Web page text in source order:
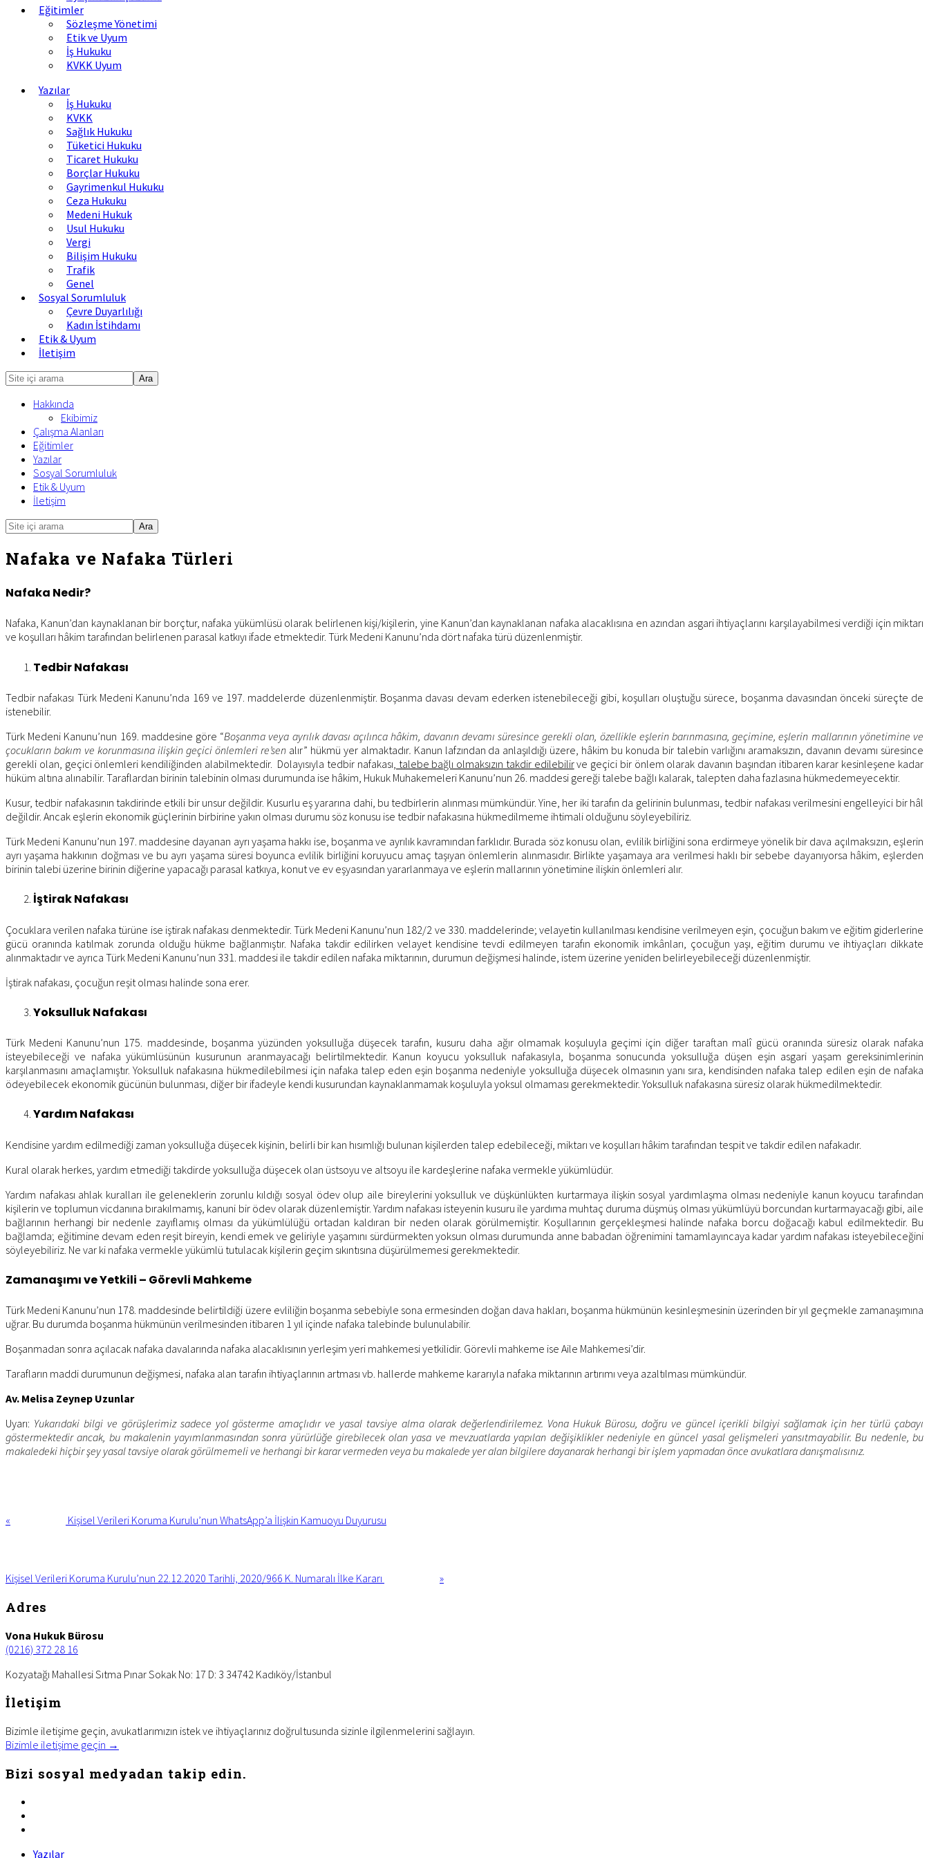
Eğitimler
Sözleşme Yönetimi
Etik ve Uyum
İş Hukuku
KVKK Uyum
Yazılar
İş Hukuku
KVKK
Sağlık Hukuku
Tüketici Hukuku
Ticaret Hukuku
Borçlar Hukuku
Gayrimenkul Hukuku
Ceza Hukuku
Medeni Hukuk
Usul Hukuku
Vergi
Bilişim Hukuku
Trafik
Genel
Sosyal Sorumluluk
Çevre Duyarlılığı
Kadın İstihdamı
Etik & Uyum
İletişim
Site
arama Hakkında
Ekibimiz
Çalışma Alanları
Eğitimler
Yazılar
Sosyal Sorumluluk
Etik & Uyum
İletişim
Mobile
Menu
Site
arama
Nafaka ve Nafaka Türleri
Nafaka Nedir?
Nafaka, Kanun’dan kaynaklanan bir borçtur, nafaka yükümlüsü olarak belirlenen kişi/kişilerin, yine Kanun’dan kaynaklanan nafaka alacaklısına en azından asgari ihtiyaçlarını karşılayabilmesi verdiği için miktarı
ve koşulları hâkim tarafından belirlenen parasal katkıyı ifade etmektedir. Türk Medeni Kanunu’nda dört nafaka türü düzenlenmiştir.
Tedbir Nafakası
Tedbir nafakası Türk Medeni Kanunu’nda 169 ve 197. maddelerde düzenlenmiştir. Boşanma davası devam ederken istenebileceği gibi, koşulları oluştuğu sürece, boşanma davasından önceki süreçte de
istenebilir.
Türk Medeni Kanunu’nun 169. maddesine göre “Boşanma veya ayrılık davası açılınca hâkim, davanın devamı süresince gerekli olan, özellikle eşlerin barınmasına, geçimine, eşlerin mallarının yönetimine ve
çocukların bakım ve korunmasına ilişkin geçici önlemleri re’sen alır” hükmü yer almaktadır. Kanun lafzından da anlaşıldığı üzere, hâkim bu konuda bir talebin varlığını aramaksızın, davanın devamı süresince
gerekli olan, geçici önlemleri kendiliğinden alabilmektedir. Dolayısıyla tedbir nafakası , talebe bağlı olmaksızın takdir edilebilirve geçici bir önlem olarak davanın başından itibaren karar kesinleşene kadar
hüküm altına alınabilir. Taraflardan birinin talebinin olması durumunda ise hâkim, Hukuk Muhakemeleri Kanunu’nun 26. maddesi gereği talebe bağlı kalarak, talepten daha fazlasına hükmedemeyecektir.
Kusur, tedbir nafakasının takdirinde etkili bir unsur değildir. Kusurlu eş yararına dahi, bu tedbirlerin alınması mümkündür. Yine, her iki tarafın da gelirinin bulunması, tedbir nafakası verilmesini engelleyici bir hâl
değildir. Ancak eşlerin ekonomik güçlerinin birbirine yakın olması durumu söz konusu ise tedbir nafakasına hükmedilmeme ihtimali olduğunu söyleyebiliriz.
Türk Medeni Kanunu’nun 197. maddesine dayanan ayrı yaşama hakkı ise, boşanma ve ayrılık kavramından farklıdır. Burada söz konusu olan, evlilik birliğini sona erdirmeye yönelik bir dava açılmaksızın, eşlerin
ayrı yaşama hakkının doğması ve bu ayrı yaşama süresi boyunca evlilik birliğini koruyucu amaç taşıyan önlemlerin alınmasıdır. Birlikte yaşamaya ara verilmesi haklı bir sebebe dayanıyorsa hâkim, eşlerden
birinin talebi üzerine birinin diğerine yapacağı parasal katkıya, konut ve ev eşyasından yararlanmaya ve eşlerin mallarının yönetimine ilişkin önlemleri alır.
İştirak Nafakası
Çocuklara verilen nafaka türüne ise iştirak nafakası denmektedir. Türk Medeni Kanunu’nun 182/2 ve 330. maddelerinde; velayetin kullanılması kendisine verilmeyen eşin, çocuğun bakım ve eğitim giderlerine
gücü oranında katılmak zorunda olduğu hükme bağlanmıştır. Nafaka takdir edilirken velayet kendisine tevdi edilmeyen tarafın ekonomik imkânları, çocuğun yaşı, eğitim durumu ve ihtiyaçları dikkate
alınmaktadır ve ayrıca Türk Medeni Kanunu’nun 331. maddesi ile takdir edilen nafaka miktarının, durumun değişmesi halinde, istem üzerine yeniden belirleyebileceği düzenlenmiştir.
İştirak nafakası, çocuğun reşit olması halinde sona erer.
Yoksulluk Nafakası
Türk Medeni Kanunu’nun 175. maddesinde, boşanma yüzünden yoksulluğa düşecek tarafın, kusuru daha ağır olmamak koşuluyla geçimi için diğer taraftan malî gücü oranında süresiz olarak nafaka
isteyebileceği ve nafaka yükümlüsünün kusurunun aranmayacağı belirtilmektedir. Kanun koyucu yoksulluk nafakasıyla, boşanma sonucunda yoksulluğa düşen eşin asgari yaşam gereksinimlerinin
karşılanmasını amaçlamıştır. Yoksulluk nafakasına hükmedilebilmesi için nafaka talep eden eşin boşanma nedeniyle yoksulluğa düşecek olmasının yanı sıra, kendisinden nafaka talep edilen eşin de nafaka
ödeyebilecek ekonomik gücünün bulunması, diğer bir ifadeyle kendi kusurundan kaynaklanmamak koşuluyla yoksul olmaması gerekmektedir. Yoksulluk nafakasına süresiz olarak hükmedilmektedir.
Yardım Nafakası
Kendisine yardım edilmediği zaman yoksulluğa düşecek kişinin, belirli bir kan hısımlığı bulunan kişilerden talep edebileceği, miktarı ve koşulları hâkim tarafından tespit ve takdir edilen nafakadır.
Kural olarak herkes, yardım etmediği takdirde yoksulluğa düşecek olan üstsoyu ve altsoyu ile kardeşlerine nafaka vermekle yükümlüdür.
Yardım nafakası ahlak kuralları ile geleneklerin zorunlu kıldığı sosyal ödev olup aile bireylerini yoksulluk ve düşkünlükten kurtarmaya ilişkin sosyal yardımlaşma olması nedeniyle kanun koyucu tarafından
kişilerin ve toplumun vicdanına bırakılmamış, kanuni bir ödev olarak düzenlemiştir. Yardım nafakası isteyenin kusuru ile yardıma muhtaç duruma düşmüş olması yükümlüyü borcundan kurtarmayacağı gibi, aile
bağlarının herhangi bir nedenle zayıflamış olması da yükümlülüğü ortadan kaldıran bir neden olarak görülmemiştir. Koşullarının gerçekleşmesi halinde nafaka borcu doğacağı kabul edilmektedir. Bu
bağlamda; eğitimine devam eden reşit bireyin, kendi emek ve geliriyle yaşamını sürdürmekten yoksun olması durumunda anne babadan öğrenimini tamamlayıncaya kadar yardım nafakası isteyebileceğini
söyleyebiliriz. Ne var ki nafaka vermekle yükümlü tutulacak kişilerin geçim sıkıntısına düşürülmemesi gerekmektedir.
Zamanaşımı ve Yetkili – Görevli Mahkeme
Türk Medeni Kanunu’nun 178. maddesinde belirtildiği üzere evliliğin boşanma sebebiyle sona ermesinden doğan dava hakları, boşanma hükmünün kesinleşmesinin üzerinden bir yıl geçmekle zamanaşımına
uğrar. Bu durumda boşanma hükmünün verilmesinden itibaren 1 yıl içinde nafaka talebinde bulunulabilir.
Boşanmadan sonra açılacak nafaka davalarında nafaka alacaklısının yerleşim yeri mahkemesi yetkilidir. Görevli mahkeme ise Aile Mahkemesi’dir.
Tarafların maddi durumunun değişmesi, nafaka alan tarafın ihtiyaçlarının artması vb. hallerde mahkeme kararıyla nafaka miktarının artırımı veya azaltılması mümkündür.
Av. Melisa Zeynep Uzunlar
Uyarı: Yukarıdaki bilgi ve görüşlerimiz sadece yol gösterme amaçlıdır ve yasal tavsiye alma olarak değerlendirilemez. Vona Hukuk Bürosu, doğru ve güncel içerikli bilgiyi sağlamak için her türlü çabayı
göstermektedir ancak, bu makalenin yayımlanmasından sonra yürürlüğe girebilecek olan yasa ve mevzuatlarda yapılan değişiklikler nedeniyle en güncel yasal gelişmeleri yansıtmayabilir. Bu nedenle, bu
makaledeki hiçbir şey yasal tavsiye olarak görülmemeli ve herhangi bir karar vermeden veya bu makalede yer alan bilgilere dayanarak herhangi bir işlem yapmadan önce avukatlara danışmalısınız.
«
Kişisel Verileri Koruma Kurulu’nun WhatsApp’a İlişkin Kamuoyu Duyurusu
Kişisel Verileri Koruma Kurulu’nun 22.12.2020 Tarihli, 2020/966 K. Numaralı İlke Kararı »
Footer
Adres
Vona Hukuk Bürosu
(0216) 372 28 16
Kozyatağı Mahallesi Sıtma Pınar Sokak No: 17 D: 3 34742 Kadıköy/İstanbul
İletişim
Bizimle iletişime geçin, avukatlarımızın istek ve ihtiyaçlarınız doğrultusunda sizinle ilgilenmelerini sağlayın.
Bizimle iletişime geçin →
Bizi sosyal medyadan takip edin.
Yazılar